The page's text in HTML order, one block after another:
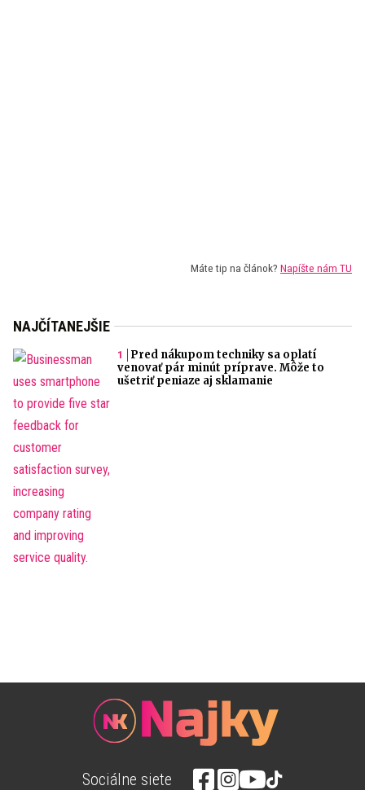
Máte tip na článok? Napíšte nám TU
NAJČÍTANEJŠIE
Pred nákupom techniky sa oplatí
venovať pár minút príprave. Môže to
ušetriť peniaze aj sklamanie
Sociálne siete